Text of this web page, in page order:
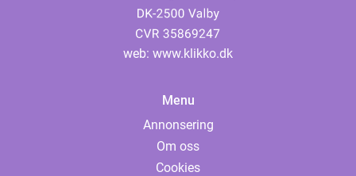
web: www.klikko.dk
Menu
Annonsering
Om oss
Cookies